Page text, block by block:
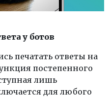
у ботов
печатать ответы на
постепенного
лишь
для любого